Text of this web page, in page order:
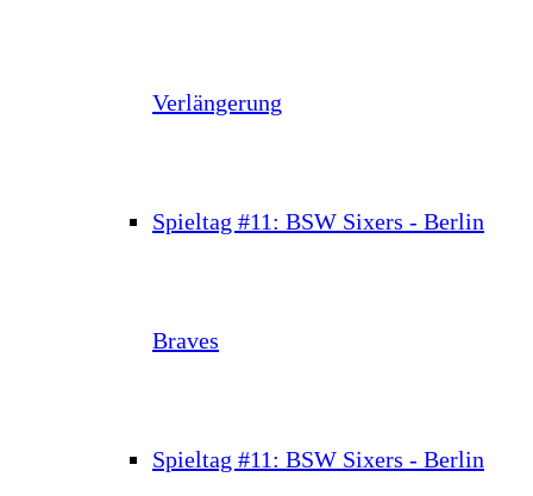
Verlängerung
Spieltag #11: BSW Sixers - Berlin
Braves
Spieltag #11: BSW Sixers - Berlin